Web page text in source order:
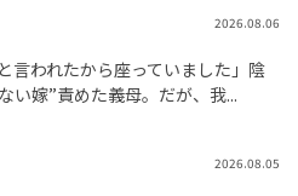
2026.08.06
言われたから座っていました」陰
い嫁”責めた義母。だが、我...
2026.08.05